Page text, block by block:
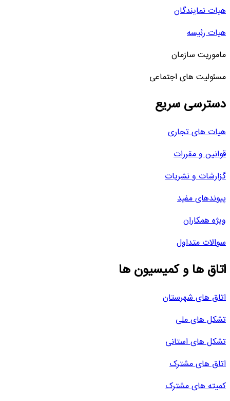
هیات نمایندگان
هیات رئیسه
ماموریت سازمان
مسئولیت های اجتماعی
دسترسی سریع
هیات های تجاری
قوانین و مقررات
گزارشات و نشریات
پیوندهای مفید
ویژه همکاران
سوالات متداول
اتاق ها و کمیسیون ها
اتاق های شهرستان
تشکل های ملی
تشکل های استانی
اتاق های مشترک
کمیته های مشترک